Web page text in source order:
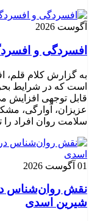
آگوست 2026
افسردگی و
به گزارش کلام قلم،
است که در شرایط
قابل توجهی افزایش
عزیزان، آوارگی،
سلامت روان افراد
01 آگوست 2026
نقش روان‌شناس
شیرین اسدی